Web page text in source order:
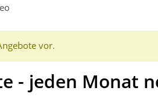
vor.
- jeden Monat